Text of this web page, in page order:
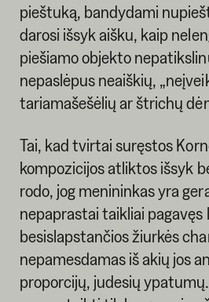
pieštuką, bandydami
darosi išsyk aišku, kaip
piešiamo objekto
nepaslėpus neaiškių,
tariamašešėlių ar štrichų
Tai, kad tvirtai suręstos
kompozicijos atliktos išsyk
rodo, jog menininkas yra
nepaprastai taikliai pagavęs
besislapstančios žiurkės
nepamesdamas iš akių jos
proporcijų, judesių